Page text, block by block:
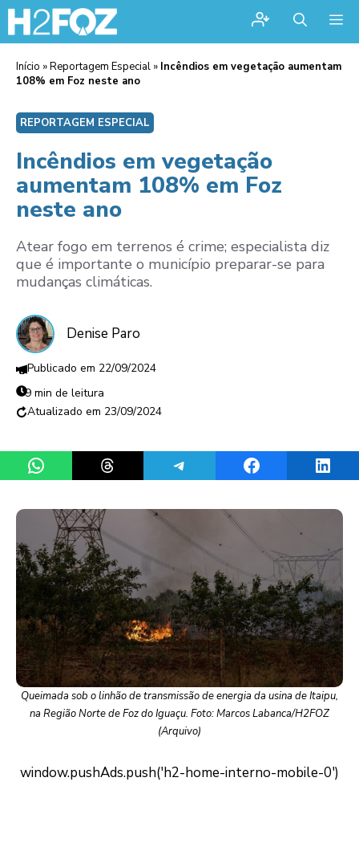
Início »Reportagem Especial » Incêndios em vegetação aumentam
108% em Foz neste ano
REPORTAGEM ESPECIAL
Incêndios em vegetação
aumentam 108% em Foz
neste ano
Atear fogo em terrenos é crime; especialista diz
que é importante o município preparar-se para
mudanças climáticas.
Denise Paro
22/09/2024
9 min de leitura
23/09/2024
Share on WhatsAppShare on ThreadsShare on TelegramShare on Facebook
Queimada sob o linhão de transmissão de energia da usina de Itaipu,
na Região Norte de Foz do Iguaçu. Foto: Marcos Labanca/H2FOZ
(Arquivo)